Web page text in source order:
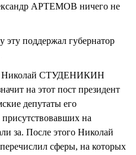
АРТЕМОВ ничего не
эту поддержал губернатор
Николай СТУДЕНИКИН
на этот пост президент
депутаты его
на
за. После этого Николай
сферы, на которых